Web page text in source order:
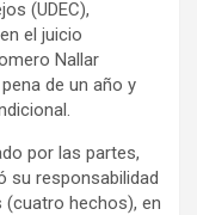
(UDEC),
el juicio
Nallar
de un año y
por las partes,
su responsabilidad
hechos), en